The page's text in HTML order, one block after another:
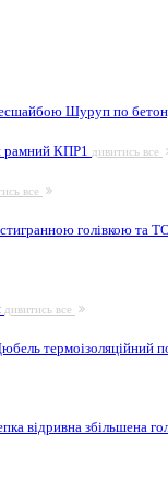
Шуруп по
рамний КПР1 дивитись все
все
голівкою та
дивитись все
термоізоляційний
відривна збільшена